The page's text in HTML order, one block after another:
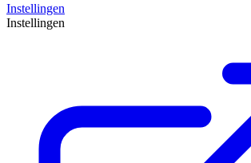
Instellingen
Instellingen